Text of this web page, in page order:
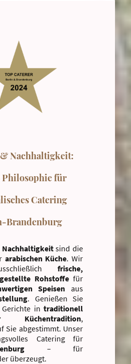
Nachhaltigkeit:
Philosophie für
Catering
Brandenburg
Nachhaltigkeitsind die
arabischen Küche. Wir
frische,
Rohstoffe für
Speisen aus
. Genießen Sie
in traditionell
Küchentradition,
Sie abgestimmt. Unser
Catering für
– für
überzeugt.